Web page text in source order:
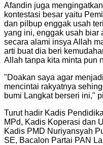
Afandin juga
kontestasi besar yaitu
dan pilbup enggak usah
yang ini, enggak usah biar
secara alami insya Allah
arti buat dia beri
Allah tanpa kita minta pun
"Doakan saya agar
mencintai rakyatnya
bumi Langkat berseri ini,"
Turut hadir Kadis
MPd, Kadis Koperasi dan
Kadis PMD Nuriyansyah
SE, Bacalon Partai PAN